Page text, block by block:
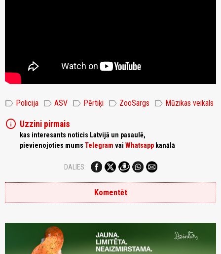
label Policija label ASV label Pērtiķi label ZooSargs label Mūzikas veikals
info Uzzini pirmais
kas interesants noticis Latvijā un pasaulē,
pievienojoties mums Telegram vai Whatsapp kanālā
DALIES:
Komentēt